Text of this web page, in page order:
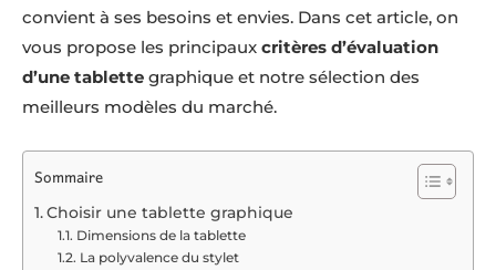
convient à ses besoins et envies. Dans cet article, on
vous propose les principaux critères d’évaluation
d’une tablette graphique et notre sélection des
meilleurs modèles du marché.
Sommaire
Choisir une tablette graphique
Dimensions de la tablette
La polyvalence du stylet